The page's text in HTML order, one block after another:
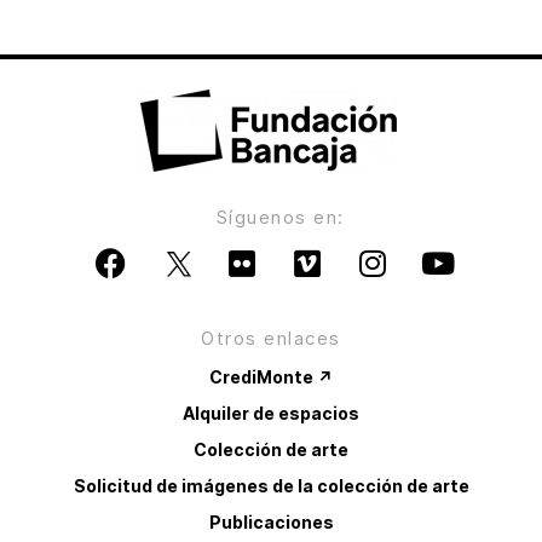
Síguenos en:
Otros enlaces
CrediMonte ↗
Alquiler de espacios
Colección de arte
Solicitud de imágenes de la colección de arte
Publicaciones